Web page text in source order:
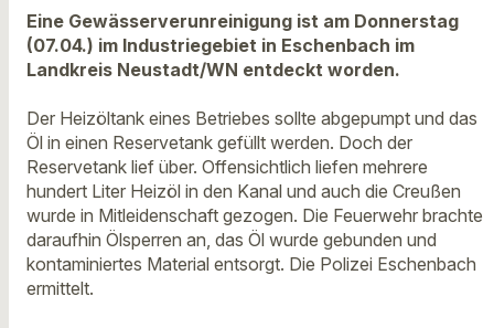
Eine Gewässerverunreinigung ist am Donnerstag
(07.04.) im Industriegebiet in Eschenbach im
Landkreis Neustadt/WN entdeckt worden.
Der Heizöltank eines Betriebes sollte abgepumpt und das
Öl in einen Reservetank gefüllt werden. Doch der
Reservetank lief über. Offensichtlich liefen mehrere
hundert Liter Heizöl in den Kanal und auch die Creußen
wurde in Mitleidenschaft gezogen. Die Feuerwehr brachte
daraufhin Ölsperren an, das Öl wurde gebunden und
kontaminiertes Material entsorgt. Die Polizei Eschenbach
ermittelt.